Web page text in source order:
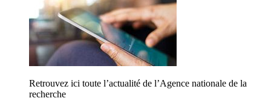
Retrouvez ici toute l’actualité de l’Agence nationale de la
recherche